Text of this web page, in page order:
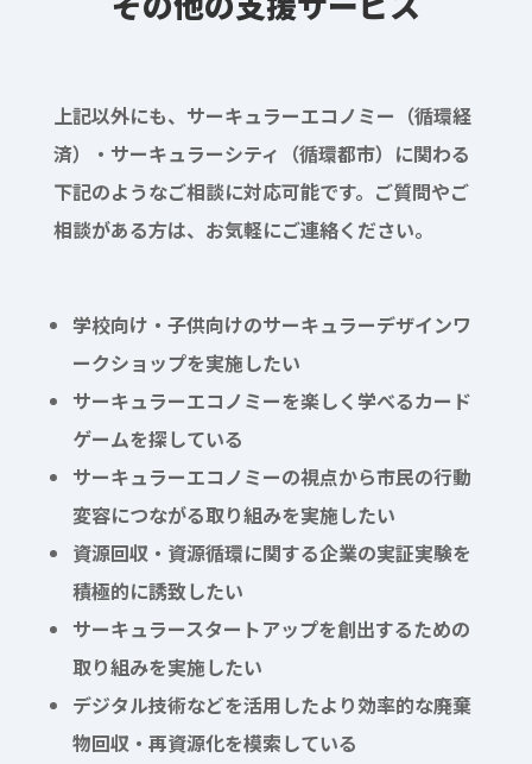
上記以外にも、サーキュラーエコノミー（循環経
済）・サーキュラーシティ（循環都市）に関わる
下記のようなご相談に対応可能です。ご質問やご
相談がある方は、お気軽にご連絡ください。
学校向け・子供向けのサーキュラーデザインワ
ークショップを実施したい
サーキュラーエコノミーを楽しく学べるカード
ゲームを探している
サーキュラーエコノミーの視点から市民の行動
変容につながる取り組みを実施したい
資源回収・資源循環に関する企業の実証実験を
積極的に誘致したい
サーキュラースタートアップを創出するための
取り組みを実施したい
デジタル技術などを活用したより効率的な廃棄
物回収・再資源化を模索している